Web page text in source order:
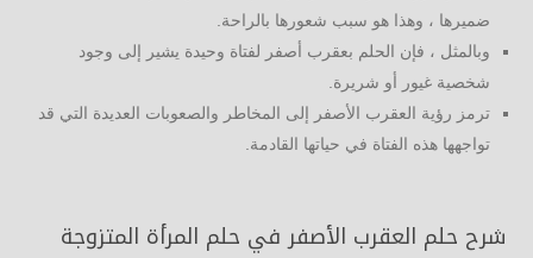
ضميرها ، وهذا هو سبب شعورها بالراحة.
وبالمثل ، فإن الحلم بعقرب أصفر لفتاة وحيدة يشير إلى وجود
شخصية غيور أو شريرة.
ترمز رؤية العقرب الأصفر إلى المخاطر والصعوبات العديدة التي قد
تواجهها هذه الفتاة في حياتها القادمة.
شرح حلم العقرب الأصفر في حلم المرأة المتزوجة